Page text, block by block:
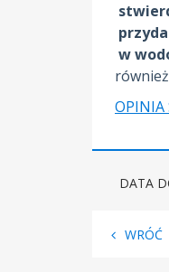
w
OPINIA
DATA
WRÓĆ